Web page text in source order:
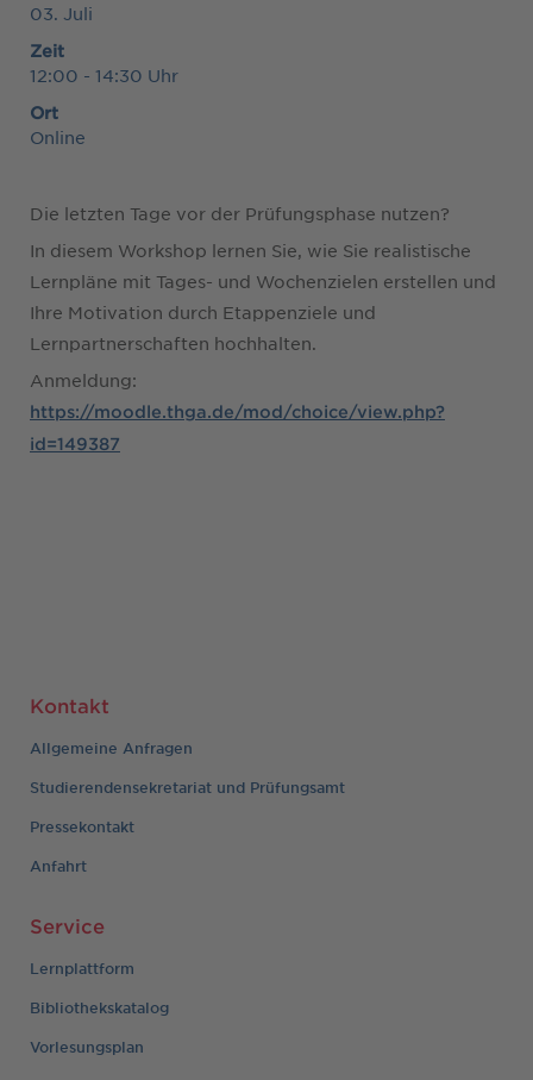
03. Juli
Zeit
12:00 - 14:30 Uhr
Ort
Online
Die letzten Tage vor der Prüfungsphase nutzen?
In diesem Workshop lernen Sie, wie Sie realistische
Lernpläne mit Tages- und Wochenzielen erstellen und
Ihre Motivation durch Etappenziele und
Lernpartnerschaften hochhalten.
Anmeldung:
https://moodle.thga.de/mod/choice/view.php?
id=149387
Kontakt
Allgemeine Anfragen
Studierendensekretariat und Prüfungsamt
Pressekontakt
Anfahrt
Service
Lernplattform
Bibliothekskatalog
Vorlesungsplan